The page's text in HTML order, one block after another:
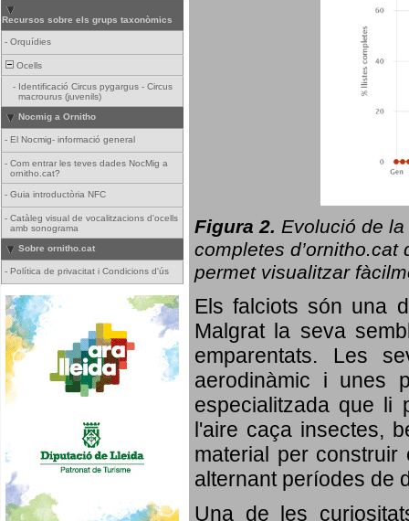
Recursos sobre els grups taxonòmics
- Orquídies
Ocells
- Identificació Circus pygargus - Circus
macrourus (juvenils)
Nocmig a Ornitho
- El Nocmig- informació general
- Com entrar les teves dades NocMig a
ornitho.cat?
- Guia introductòria NFC
- Catàleg visual de vocalitzacions d'ocells
amb sonograma
Sobre ornitho.cat
- Política de privacitat i Condicions d'ús
Figura 2. Evolució de la
completes d’ornitho.cat
permet visualitzar
Els falciots són una
Malgrat la seva
emparentats. Les
aerodinàmic i unes
especialitzada que li
l'aire caça insectes,
material per
alternant períodes de
Una de les